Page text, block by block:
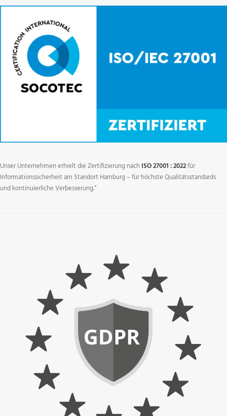
Unser Unternehmen erhielt die Zertifizierung nach ISO 27001 : 2022für
Informationssicherheit am Standort Hamburg – für höchste Qualitätsstandards
und kontinuierliche Verbesserung.“